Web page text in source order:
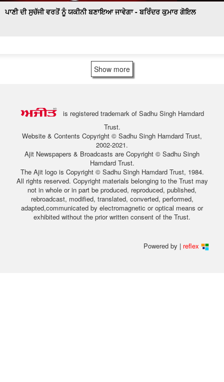
ਪਾਣੀ ਦੀ ਸੁਚੱਜੀ ਵਰਤੋਂ ਨੂੰ ਯਕੀਨੀ ਬਣਾਇਆ ਜਾਵੇਗਾ - ਬਰਿੰਦਰ ਕੁਮਾਰ ਗੋਇਲ
Show more
is registered trademark of Sadhu Singh Hamdard
Trust.
Website & Contents Copyright © Sadhu Singh Hamdard Trust,
2002-2021.
Ajit Newspapers & Broadcasts are Copyright © Sadhu Singh
Hamdard Trust.
The Ajit logo is Copyright © Sadhu Singh Hamdard Trust, 1984.
All rights reserved. Copyright materials belonging to the Trust may
not in whole or in part be produced, reproduced, published,
rebroadcast, modified, translated, converted, performed,
adapted,communicated by electromagnetic or optical means or
exhibited without the prior written consent of the Trust.
Powered by | reflex